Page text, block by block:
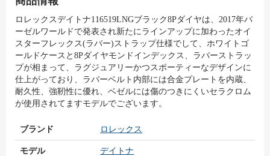
ロレックスデイトナ116519LNGブラック8Pダイヤは、2017年バ
ーゼルワールドで発表され新たにラインアップに加わったオイ
スターフレックス(ラバー)ストラップ仕様でして、ホワイトゴ
ールドケースと8Pダイヤモンドインデックス、ラバーストラッ
プが相まって、ラグジュアリーかつスポーティーなデザインに
仕上がっており、ラバーベルト内部には合金プレートを内蔵、
耐久性、強靭性に優れ、ベゼルには傷のつきにくいセラクロム
が使用されてますモデルでございます。
ブランド ロレックス
モデル デイトナ